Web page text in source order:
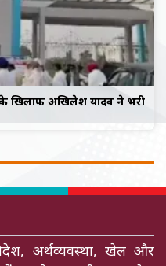
के खिलाफ अखिलेश यादव ने भरी
अर्थव्यवस्था, खेल और